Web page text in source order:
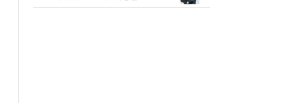
미수채권 논란’ 정면 반박